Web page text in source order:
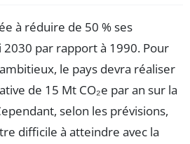
à réduire de 50 % ses
2030 par rapport à 1990. Pour
le pays devra réaliser
de 15 Mt CO₂e par an sur la
selon les prévisions,
difficile à atteindre avec la